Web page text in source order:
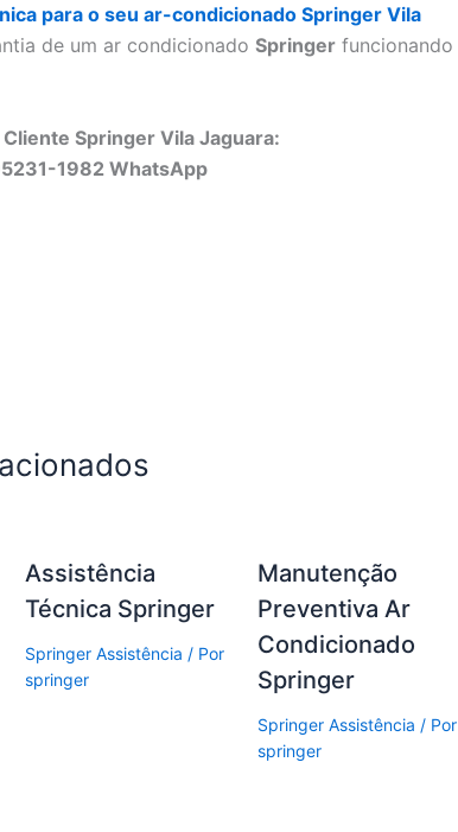
para o seu ar-condicionado Springer Vila
de um ar condicionado Springer funcionando
Springer Vila Jaguara:
1982 WhatsApp
Assistência
Técnica Springer
Springer Assistência / Por
springer
Manutenção
Preventiva Ar
Condicionado
Springer
Springer Assistência / Por
springer